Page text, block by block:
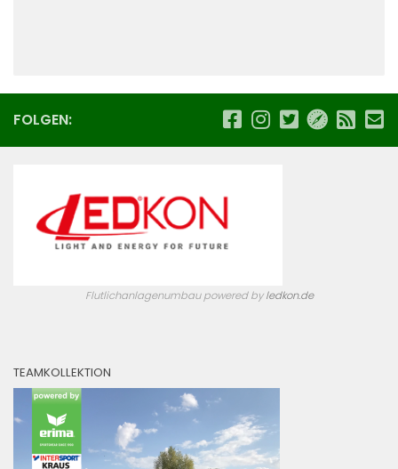
FOLGEN:
Flutlichanlagenumbau powered byledkon.de
TEAMKOLLEKTION